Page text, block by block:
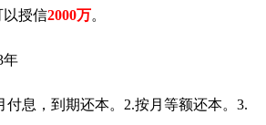
以授信2000万。
年
付息，到期还本。2.按月等额还本。3.